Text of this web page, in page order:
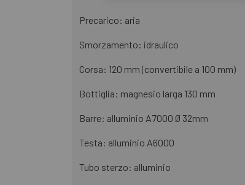
Precarico: aria
Smorzamento: idraulico
Corsa: 120 mm (convertibile a 100 mm)
Bottiglia: magnesio larga 130 mm
Barre: alluminio A7000 Ø 32mm
Testa: alluminio A6000
Tubo sterzo: alluminio